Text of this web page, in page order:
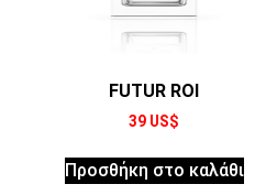
FUTUR ROI
39 US$
Προσθήκη στο καλάθι